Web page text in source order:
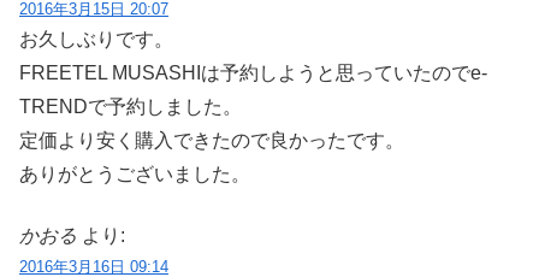
2016年3月15日 20:07
お久しぶりです。
FREETEL MUSASHIは予約しようと思っていたのでe-
TRENDで予約しました。
定価より安く購入できたので良かったです。
ありがとうございました。
かおる より:
2016年3月16日 09:14